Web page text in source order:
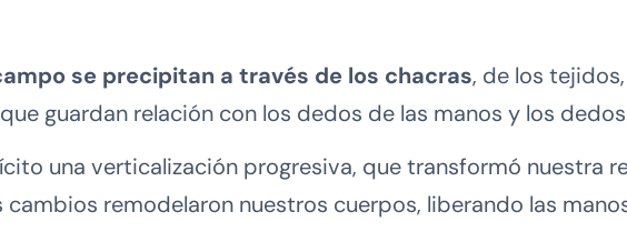
se precipitan a través de los chacras, de los
guardan relación con los dedos de las manos y los
una verticalización progresiva, que transformó nuestra
remodelaron nuestros cuerpos, liberando las